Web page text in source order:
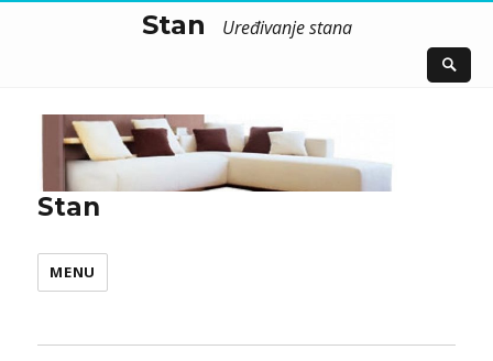
Stan Uređivanje stana
Stan
MENU